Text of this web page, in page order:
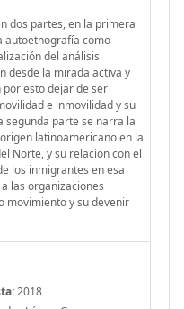
dos partes, en la primera
autoetnografía como
del análisis
desde la mirada activa y
esto dejar de ser
e inmovilidad y su
segunda parte se narra la
latinoamericano en la
Norte, y su relación con el
los inmigrantes en esa
las organizaciones
movimiento y su devenir
2018